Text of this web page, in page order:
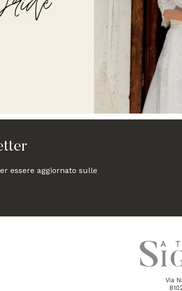
essere aggiornato sulle
Via